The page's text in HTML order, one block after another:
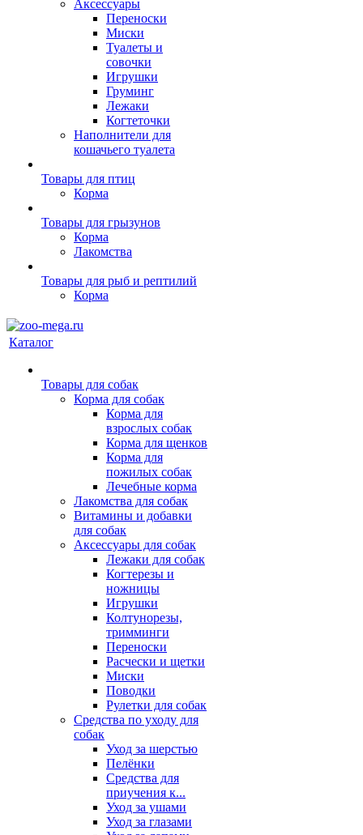
Аксессуары
Переноски
Миски
Туалеты и
совочки
Игрушки
Груминг
Лежаки
Когтеточки
Наполнители для
кошачьего туалета
Товары для птиц
Корма
Товары для грызунов
Корма
Лакомства
Товары для рыб и рептилий
Корма
Каталог
Товары для собак
Корма для собак
Корма для
взрослых собак
Корма для щенков
Корма для
пожилых собак
Лечебные корма
Лакомства для собак
Витамины и добавки
для собак
Аксессуары для собак
Лежаки для собак
Когтерезы и
ножницы
Игрушки
Колтунорезы,
тримминги
Переноски
Расчески и щетки
Миски
Поводки
Рулетки для собак
Средства по уходу для
собак
Уход за шерстью
Пелёнки
Средства для
приучения к...
Уход за ушами
Уход за глазами